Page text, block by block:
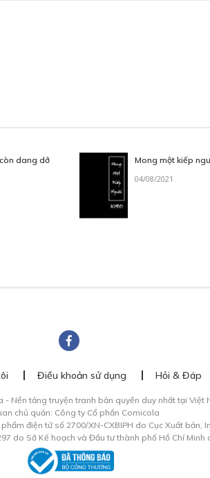
dang dở
Mong một kiếp
04/08/2021
Điều khoản sử dụng Hỏi & Đáp
- Nền tảng truyện tranh bản quyền duy nhất tại Việt
chủ quản: Công ty Cổ phần Comicola
điện tử số 2700/XN-CXBIPH do Cục Xuất bản,
do Sở Kế hoạch và Đầu tư thành phố Hồ Chí Minh